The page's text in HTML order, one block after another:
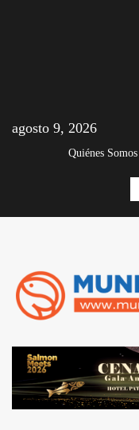
agosto 9, 2026
Quiénes Somos